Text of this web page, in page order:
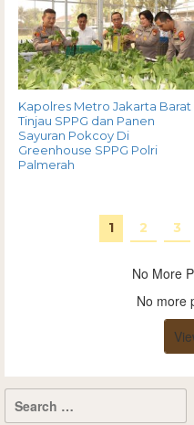
Kapolres Metro Jakarta Barat
Tinjau SPPG dan Panen
Sayuran Pokcoy Di
Greenhouse SPPG Polri
Palmerah
1 2 3
No More
No more